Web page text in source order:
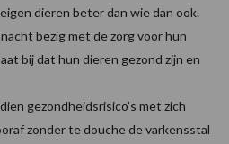
dieren beter dan wie dan ook.
bezig met de zorg voor hun
bij dat hun dieren gezond zijn en
gezondheidsrisico’s met zich
zonder te douche de varkensstal